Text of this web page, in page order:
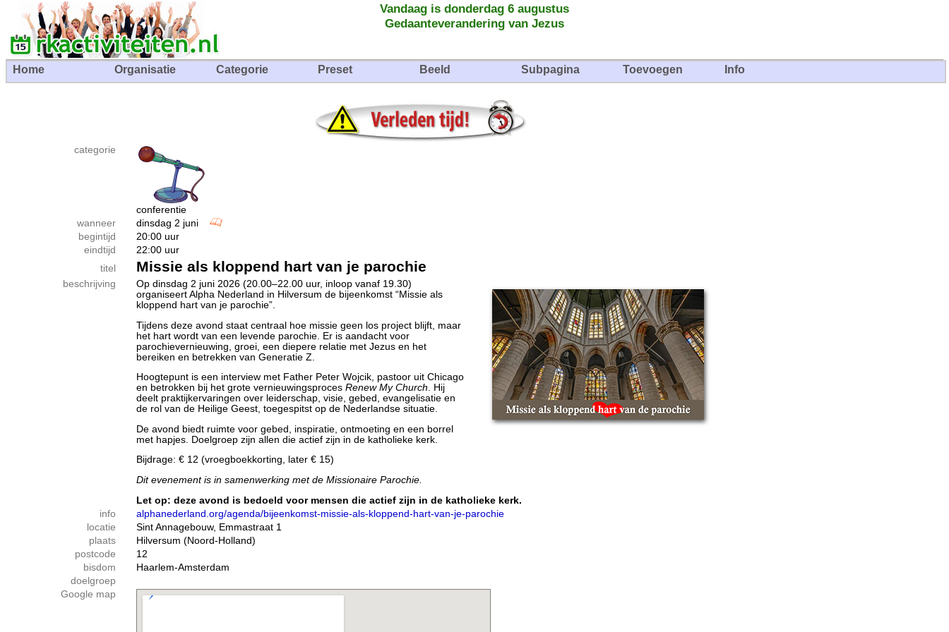
Vandaag is donderdag 6 augustus
Gedaanteverandering van Jezus
Home Organisatie Categorie Preset Beeld Subpagina Toevoegen Info
categorie
conferentie
wanneer
dinsdag 2 juni
begintijd
20:00 uur
eindtijd
22:00 uur
titel
Missie als kloppend hart van je parochie
beschrijving
Op dinsdag 2 juni 2026 (20.00–22.00 uur, inloop vanaf 19.30)
organiseert Alpha Nederland in Hilversum de bijeenkomst “Missie als
kloppend hart van je parochie”.
Tijdens deze avond staat centraal hoe missie geen los project blijft, maar
het hart wordt van een levende parochie. Er is aandacht voor
parochievernieuwing, groei, een diepere relatie met Jezus en het
bereiken en betrekken van Generatie Z.
Hoogtepunt is een interview met Father Peter Wojcik, pastoor uit Chicago
en betrokken bij het grote vernieuwingsproces Renew My Church. Hij
deelt praktijkervaringen over leiderschap, visie, gebed, evangelisatie en
de rol van de Heilige Geest, toegespitst op de Nederlandse situatie.
De avond biedt ruimte voor gebed, inspiratie, ontmoeting en een borrel
met hapjes. Doelgroep zijn allen die actief zijn in de katholieke kerk.
Bijdrage: € 12 (vroegboekkorting, later € 15)
Dit evenement is in samenwerking met de Missionaire Parochie.
Let op: deze avond is bedoeld voor mensen die actief zijn in de katholieke kerk.
info
alphanederland.org/agenda/bijeenkomst-missie-als-kloppend-hart-van-je-parochie
locatie
Sint Annagebouw, Emmastraat 1
plaats
Hilversum (Noord-Holland)
postcode
12
bisdom
Haarlem-Amsterdam
doelgroep
Google map